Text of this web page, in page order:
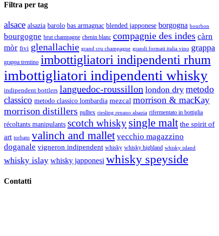
Filtra per tag
alsace alsazia barolo bas armagnac blended japponese borgogna bourbon
bourgogne brut champagne chenin blanc compagnie des indes càrn
mòr fivi glenallachie grand cru champagne grandi formati italia vino grappa
grappa trentino imbottigliatori indipendenti rhum
imbottigliatori indipendenti whisky
indipendent bottlers languedoc-roussillon london dry metodo
classico metodo classico lombardia mezcal morrison & macKay
morrison distillers pulltex riesling renano alsazia rifermentato in bottiglia
récoltants manipulants scotch whisky single malt the spirit of
art torbato valinch and mallet vecchio magazzino
doganale vigneron indipendent whisky whisky highland whisky island
whisky islay whisky japponesi whisky speyside
Contatti